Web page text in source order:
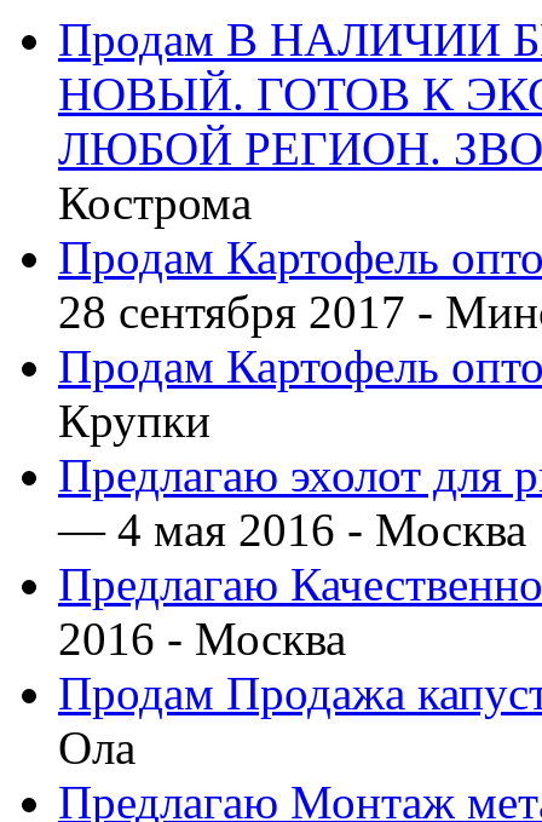
Продам В НАЛИЧИИ
НОВЫЙ. ГОТОВ К
ЛЮБОЙ РЕГИОН.
Кострома
Продам Картофель
28 сентября 2017 -
Продам Картофель
Крупки
Предлагаю эхолот для
— 4 мая 2016 - Москва
Предлагаю
2016 - Москва
Продам Продажа
Ола
Предлагаю Монтаж